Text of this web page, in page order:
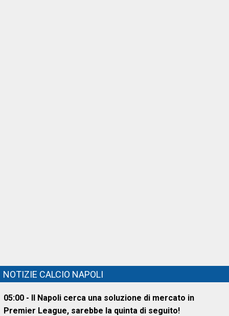
NOTIZIE CALCIO NAPOLI
05:00 - Il Napoli cerca una soluzione di mercato in
Premier League, sarebbe la quinta di seguito!